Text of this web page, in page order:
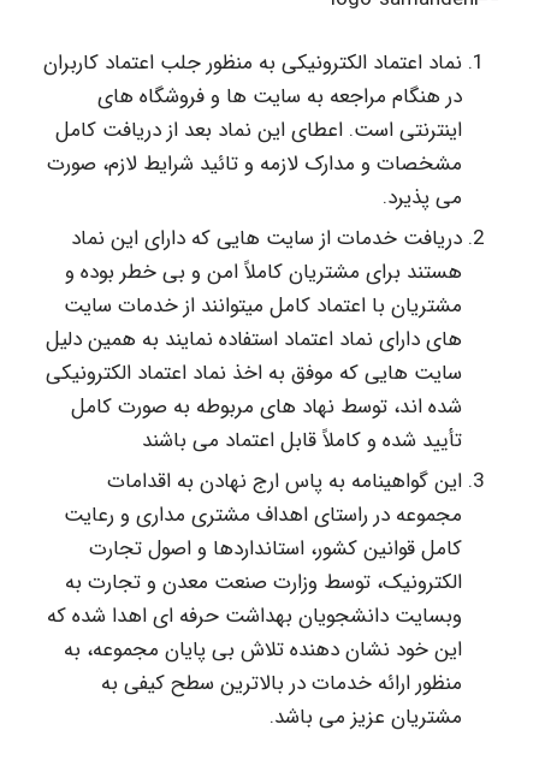
نماد اعتماد الکترونیکی به منظور جلب اعتماد کاربران
در هنگام مراجعه به سایت ها و فروشگاه های
اینترنتی است. اعطای این نماد بعد از دریافت کامل
مشخصات و مدارک لازمه و تائید شرایط لازم، صورت
می پذیرد.
دریافت خدمات از سایت هایی که دارای این نماد
هستند برای مشتریان کاملاً امن و بی خطر بوده و
مشتریان با اعتماد کامل میتوانند از خدمات سایت
های دارای نماد اعتماد استفاده نمایند به همین دلیل
سایت هایی که موفق به اخذ نماد اعتماد الکترونیکی
شده اند، توسط نهاد های مربوطه به صورت کامل
تأیید شده و کاملاً قابل اعتماد می باشند
این گواهینامه به پاس ارج نهادن به اقدامات
مجموعه در راستای اهداف مشتری مداری و رعایت
کامل قوانین کشور، استانداردها و اصول تجارت
الکترونیک، توسط وزارت صنعت معدن و تجارت به
وبسایت دانشجویان بهداشت حرفه ای اهدا شده که
این خود نشان دهنده تلاش بی پایان مجموعه، به
منظور ارائه خدمات در بالاترین سطح کیفی به
مشتریان عزیز می باشد.